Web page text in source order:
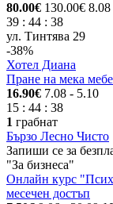
80.00€ 130.00€ 8.08
39 : 44 : 38
ул. Тинтява 29
-38%
Хотел Диана
Пране на мека
16.90€ 7.08 - 5.10
15 : 44 : 38
1 грабнат
Бързо Лесно Чисто
Запиши се за
"За бизнеса"
Онлайн курс
месечен достъп